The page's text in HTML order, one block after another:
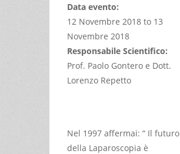
Data evento:
12 Novembre 2018 to 13
Novembre 2018
Responsabile Scientifico:
Prof. Paolo Gontero e Dott.
Lorenzo Repetto
Nel 1997 affermai: “ Il futuro
della Laparoscopia è